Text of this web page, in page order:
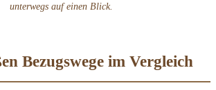
unterwegs auf einen Blick.
Bezugswege im Vergleich